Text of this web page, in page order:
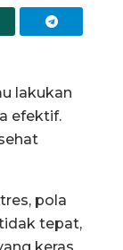
lakukan
efektif.
pola
tepat,